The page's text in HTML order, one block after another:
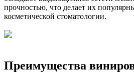
прочностью, что делает их
косметической стоматологии.
Преимущества